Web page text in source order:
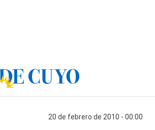
20 de febrero de 2010 - 00:00